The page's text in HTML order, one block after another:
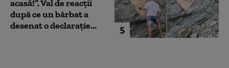
5
acasă!”. Val de reacții
după ce un bărbat a
desenat o declarație...